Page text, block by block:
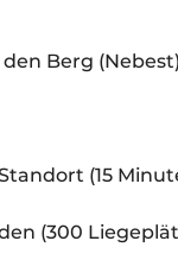
den Berg (Nebest)
(15
(300